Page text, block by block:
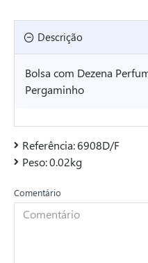
Descrição
Bolsa com Dezena
Pergaminho
Referência:6908D/F
Peso:0.02kg
Comentário